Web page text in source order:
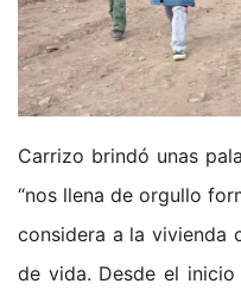
Carrizo brindó unas
“nos llena de orgullo
considera a la vivienda
de vida. Desde el